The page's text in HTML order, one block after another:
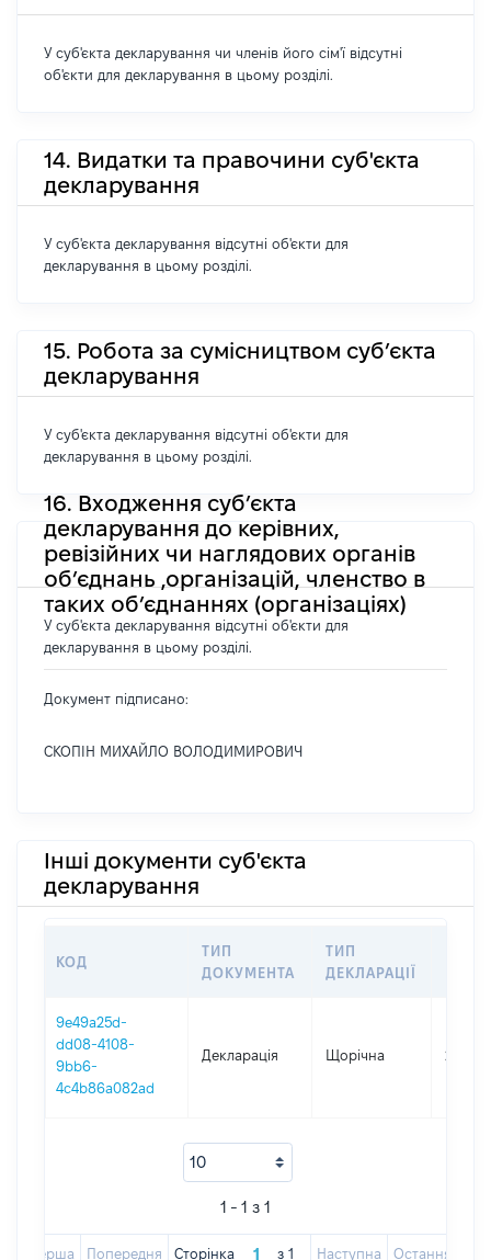
У суб'єкта декларування чи членів його сім'ї відсутні
об'єкти для декларування в цьому розділі.
14. Видатки та правочини суб'єкта
декларування
У суб'єкта декларування відсутні об'єкти для
декларування в цьому розділі.
15. Робота за сумісництвом суб’єкта
декларування
У суб'єкта декларування відсутні об'єкти для
декларування в цьому розділі.
16. Входження суб’єкта
декларування до керівних,
ревізійних чи наглядових органів
об’єднань ,організацій, членство в
таких об’єднаннях (організаціях)
У суб'єкта декларування відсутні об'єкти для
декларування в цьому розділі.
Документ підписано:
СКОПІН МИХАЙЛО ВОЛОДИМИРОВИЧ
Інші документи суб'єкта
декларування
КОД
ТИП
ДОКУМЕНТА
ТИП
ДЕКЛАРАЦІЇ
9e49a25d-
dd08-4108-
9bb6-
4c4b86a082ad
Декларація Щорічна 2025
1 - 1 з 1
Перша Попередня Сторінка з 1 Наступна Остання